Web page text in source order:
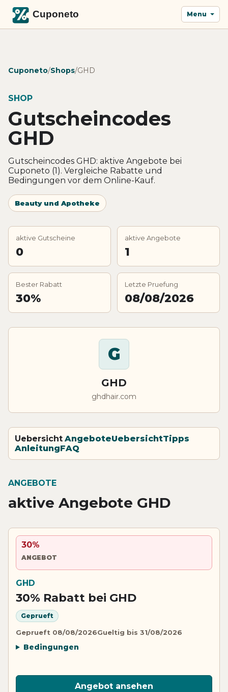
Menu
Cuponeto/Shops/GHD
SHOP
Gutscheincodes
GHD
Gutscheincodes GHD: aktive Angebote bei
Cuponeto (1). Vergleiche Rabatte und
Bedingungen vor dem Online-Kauf.
Beauty und Apotheke
aktive Gutscheine
0
aktive Angebote
1
Bester Rabatt
30%
Letzte Pruefung
08/08/2026
G
GHD
ghdhair.com
Uebersicht AngeboteUebersichtTipps
AnleitungFAQ
ANGEBOTE
aktive Angebote GHD
30%
ANGEBOT
GHD
30% Rabatt bei GHD
Geprueft
Geprueft 08/08/2026Gueltig bis 31/08/2026
Bedingungen
Angebot ansehen